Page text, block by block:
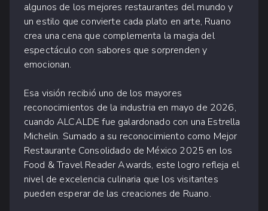
algunos de los mejores restaurantes del mundo y
un estilo que convierte cada plato en arte, Ruano
crea una cena que complementa la magia del
espectáculo con sabores que sorprenden y
emocionan.
Esa visión recibió uno de los mayores
reconocimientos de la industria en mayo de 2026,
cuando ALCALDE fue galardonado con una Estrella
Michelin. Sumado a su reconocimiento como Mejor
Restaurante Consolidado de México 2025 en los
Food & Travel Reader Awards, este logro refleja el
nivel de excelencia culinaria que los visitantes
pueden esperar de las creaciones de Ruano.